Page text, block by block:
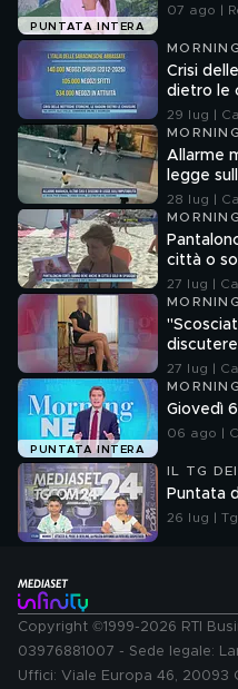
PUNTATA INTERA
07 ago |
Crisi
dietro le
29 lug |
Allarme
legge
28 lug |
città o
27 lug |
27 lug |
PUNTATA INTERA
Giovedì
06 ago |
IL TG
Puntata
26 lug |
Copyright ©1999-2026 RTI
03976881007 - Sede legale:
Uffici: Viale Europa 46, 20093